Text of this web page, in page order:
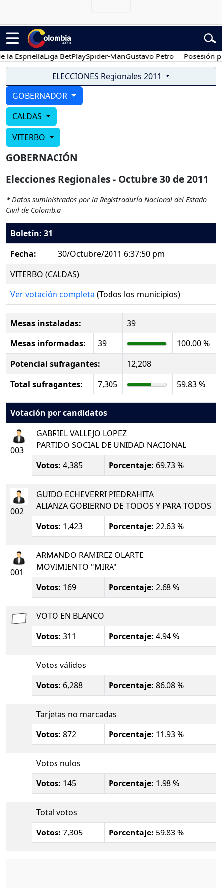
EspriellaLiga BetPlaySpider-ManGustavo Petro Posesión
ELECCIONES Regionales 2011
GOBERNADOR
CALDAS
VITERBO
GOBERNACIÓN
Elecciones Regionales - Octubre 30 de 2011
* Datos suministrados por la Registraduría Nacional del Estado
Civil de Colombia
Boletín: 31
Fecha:
30/Octubre/2011 6:37:50 pm
VITERBO (CALDAS)
Ver votación completa (Todos los municipios)
Mesas instaladas:
39
Mesas informadas:
39
100.00 %
Potencial sufragantes:
12,208
Total sufragantes:
7,305 59.83 %
Votación por candidatos
003
GABRIEL VALLEJO LOPEZ
PARTIDO SOCIAL DE UNIDAD NACIONAL
Votos: 4,385 Porcentaje: 69.73 %
002
GUIDO ECHEVERRI PIEDRAHITA
ALIANZA GOBIERNO DE TODOS Y PARA TODOS
Votos: 1,423 Porcentaje: 22.63 %
001
ARMANDO RAMIREZ OLARTE
MOVIMIENTO "MIRA"
Votos: 169 Porcentaje: 2.68 %
VOTO EN BLANCO
Votos: 311 Porcentaje: 4.94 %
Votos válidos
Votos: 6,288 Porcentaje: 86.08 %
Tarjetas no marcadas
Votos: 872 Porcentaje: 11.93 %
Votos nulos
Votos: 145 Porcentaje: 1.98 %
Total votos
Votos: 7,305 Porcentaje: 59.83 %